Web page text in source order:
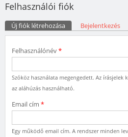
Felhasználói fiók
Elsődleges fülek
Új fiók létrehozása (aktív fül)Bejelentkezés
Felhasználónév*
Szóköz használata megengedett. Az írásjelek
az aláhúzás használható.
Email cím *
Egy működő email cím. A rendszer minden